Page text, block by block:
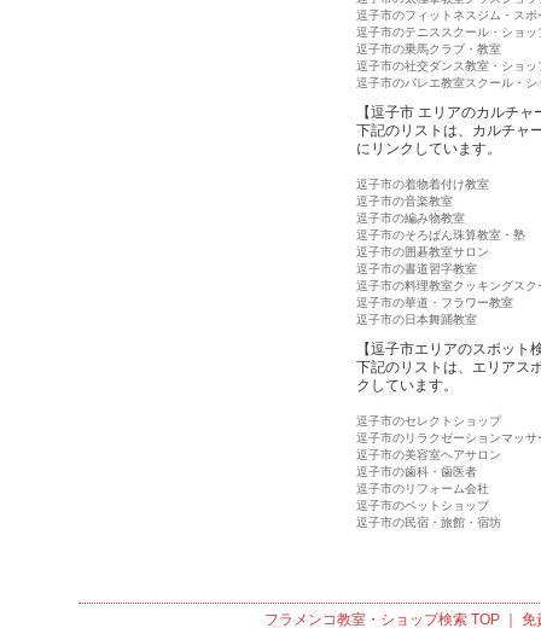
逗子市のフィットネスジム・スポ
逗子市のテニススクール・ショッ
逗子市の乗馬クラブ・教室
逗子市の社交ダンス教室・ショッ
逗子市のバレエ教室スクール・シ
【逗子市 エリアのカルチ
下記のリストは、カルチャ
にリンクしています。
逗子市の着物着付け教室
逗子市の音楽教室
逗子市の編み物教室
逗子市のそろばん珠算教室・塾
逗子市の囲碁教室サロン
逗子市の書道習字教室
逗子市の料理教室クッキングスク
逗子市の華道・フラワー教室
逗子市の日本舞踊教室
【逗子市エリアのスポット
下記のリストは、エリアス
クしています。
逗子市のセレクトショップ
逗子市のリラクゼーションマッサ
逗子市の美容室ヘアサロン
逗子市の歯科・歯医者
逗子市のリフォーム会社
逗子市のペットショップ
逗子市の民宿・旅館・宿坊
フラメンコ教室・ショップ検索TOP ｜ 免